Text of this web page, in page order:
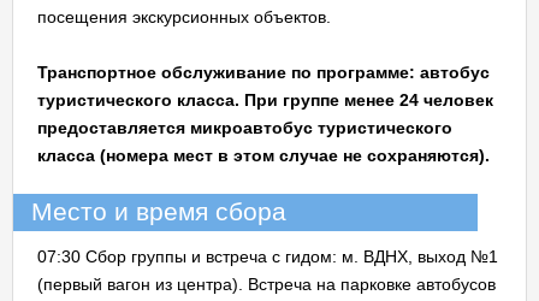
посещения экскурсионных объектов.
Транспортное обслуживание по программе: автобус
туристического класса. При группе менее 24 человек
предоставляется микроавтобус туристического
класса (номера мест в этом случае не сохраняются).
Место и время сбора
07:30 Сбор группы и встреча с гидом: м. ВДНХ, выход №1
(первый вагон из центра). Встреча на парковке автобусов